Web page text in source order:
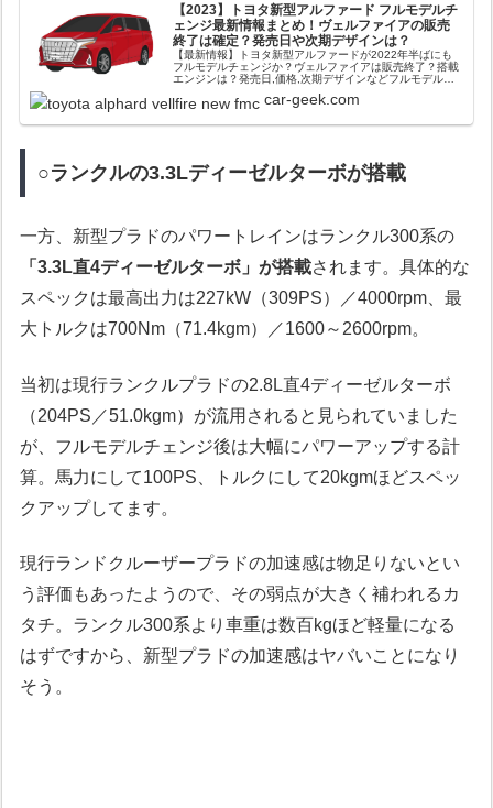
【2023】トヨタ新型アルファード フルモデルチ
ェンジ最新情報まとめ！ヴェルファイアの販売
終了は確定？発売日や次期デザインは？
【最新情報】トヨタ新型アルファードが2022年半ばにも
フルモデルチェンジか？ヴェルファイアは販売終了？搭載
エンジンは？発売日,価格,次期デザインなどフルモデルチ
car-geek.com
○ランクルの3.3Lディーゼルターボが搭載
一方、新型プラドのパワートレインはランクル300系の
「3.3L直4ディーゼルターボ」が搭載されます。具体的な
スペックは最高出力は227kW（309PS）／4000rpm、最
大トルクは700Nm（71.4kgm）／1600～2600rpm。
当初は現行ランクルプラドの2.8L直4ディーゼルターボ
（204PS／51.0kgm）が流用されると見られていました
が、フルモデルチェンジ後は大幅にパワーアップする計
算。馬力にして100PS、トルクにして20kgmほどスペッ
クアップしてます。
現行ランドクルーザープラドの加速感は物足りないとい
う評価もあったようので、その弱点が大きく補われるカ
タチ。ランクル300系より車重は数百kgほど軽量になる
はずですから、新型プラドの加速感はヤバいことになり
そう。